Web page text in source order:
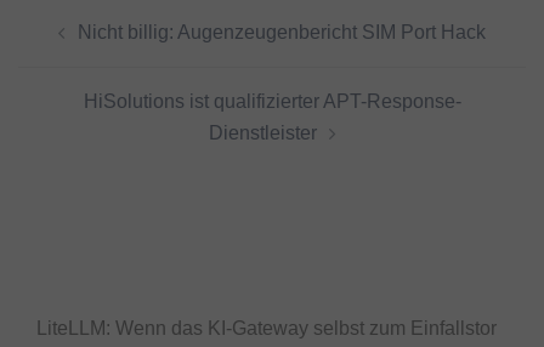
Nicht billig: Augenzeugenbericht SIM Port Hack
HiSolutions ist qualifizierter APT-Response-
Dienstleister
LiteLLM: Wenn das KI-Gateway selbst zum Einfallstor